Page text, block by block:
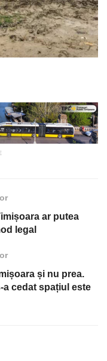
ar putea
legal
și nu prea.
a cedat spațiul este